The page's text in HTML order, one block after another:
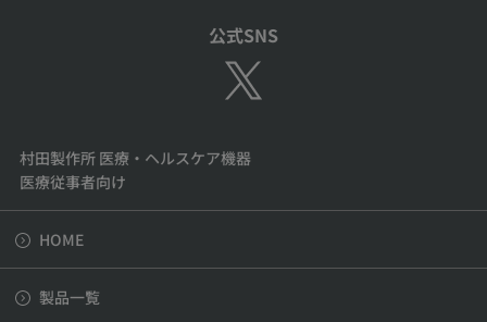
公式SNS
村田製作所 医療・ヘルスケア機器
医療従事者向け
HOME
製品一覧